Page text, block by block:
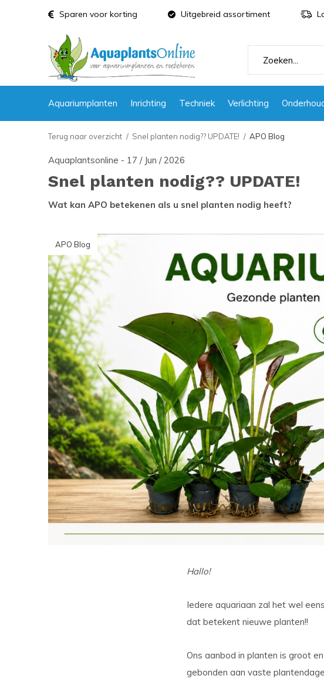
Aquariumplanten Inrichting Techniek Verlichting
Sparen voor korting Uitgebreid assortiment
Terug naar overzicht Snel planten nodig?? UPDATE! APO Blog
Aquaplantsonline - 17 / Jun / 2026
Snel planten nodig?? UPDATE!
Wat kan APO betekenen als u snel planten nodig heeft?
APO Blog
Hallo!
Iedere aquariaan zal het wel
dat betekent nieuwe planten!!
Ons aanbod in planten is groot
gebonden aan vaste